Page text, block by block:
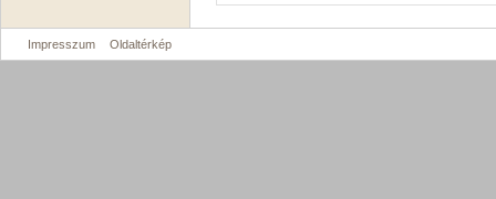
Impresszum Oldaltérkép